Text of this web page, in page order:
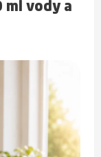
ml vodya